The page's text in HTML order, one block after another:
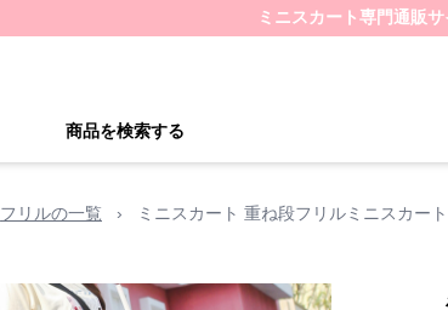
ミニスカート専門通販
商品を検索する
フリルの一覧 › ミニスカート 重ね段フリルミニスカート